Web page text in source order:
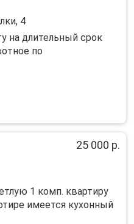
4
на длительный срoк
пo
25 000 р.
1 комп. квартиру
имеется кухонный